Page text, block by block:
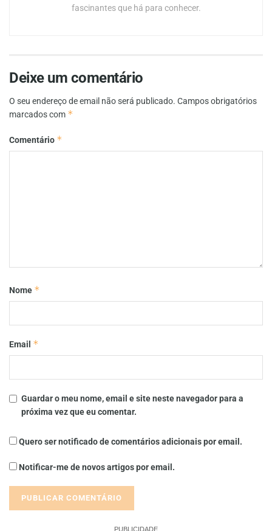
fascinantes que há para conhecer.
Deixe um comentário
O seu endereço de email não será publicado. Campos obrigatórios
marcados com *
Comentário *
Nome *
Email *
Guardar o meu nome, email e site neste navegador para a
próxima vez que eu comentar.
Quero ser notificado de comentários adicionais por email.
Notificar-me de novos artigos por email.
PUBLICIDADE